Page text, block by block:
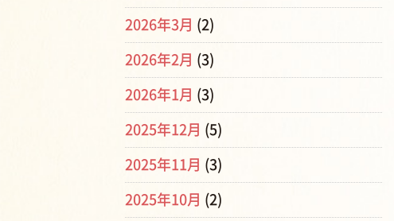
2026年3月 (2)
2026年2月 (3)
2026年1月 (3)
2025年12月 (5)
2025年11月 (3)
2025年10月 (2)